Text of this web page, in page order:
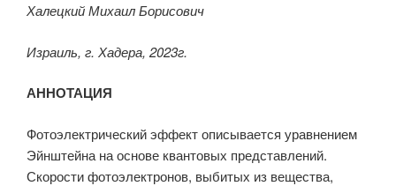
Халецкий Михаил Борисович
Израиль, г. Хадера, 2023г.
АННОТАЦИЯ
Фотоэлектрический эффект описывается уравнением
Эйнштейна на основе квантовых представлений.
Скорости фотоэлектронов, выбитых из вещества,